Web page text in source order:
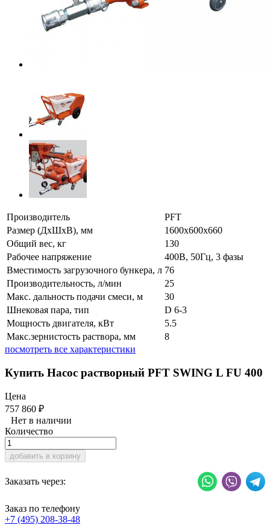
Производитель
PFT
Размер (ДхШхВ), мм
1600х600х660
Общий вес, кг
130
Рабочее напряжение
400В, 50Гц, 3 фазы
Вместимость загрузочного бункера, л 76
Производительность, л/мин
25
Макс. дальность подачи смеси, м
30
Шнековая пара, тип
D 6-3
Мощность двигателя, кВт
5.5
Макс.зернистость раствора, мм
8
посмотреть все характеристики
Купить Насос растворный PFT SWING L FU 400
Цена
757 860 ₽
Нет в наличии
Количество
добавить в корзину
Заказать через:
Заказ по телефону
+7 (495) 208-38-48